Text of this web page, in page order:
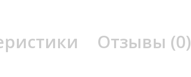
Отзывы (0)